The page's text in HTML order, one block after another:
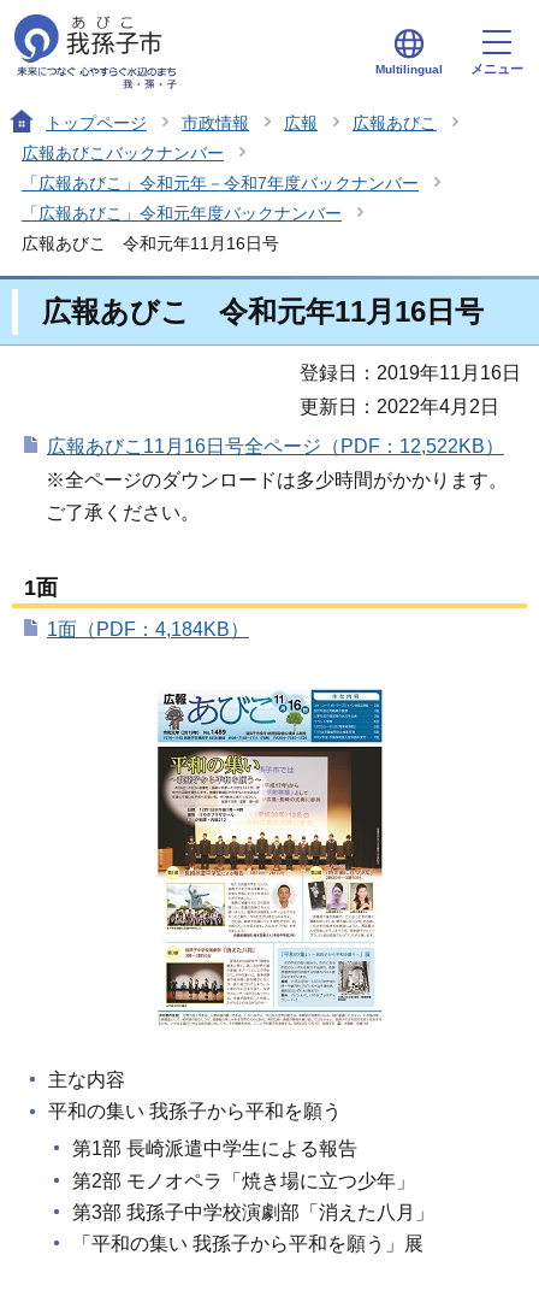
Multilingual メニュー
トップページ 市政情報 広報
広報あびこ
広報あびこバックナンバー
「広報あびこ」令和元年－令和7年度バックナンバー
「広報あびこ」令和元年度バックナンバー
広報あびこ 令和元年11月16日号
広報あびこ 令和元年11月16日号
登録日：2019年11月16日
更新日：2022年4月2日
広報あびこ11月16日号全ページ（PDF：12,522KB）
※全ページのダウンロードは多少時間がかかります。
ご了承ください。
1面
1面（PDF：4,184KB）
主な内容
平和の集い 我孫子から平和を願う
第1部 長崎派遣中学生による報告
第2部 モノオペラ「焼き場に立つ少年」
第3部 我孫子中学校演劇部「消えた八月」
「平和の集い 我孫子から平和を願う」展